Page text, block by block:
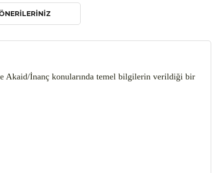
Akaid/İnanç konularında temel bilgilerin verildiği bir